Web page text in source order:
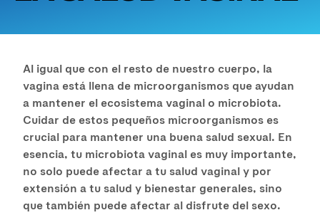
Al igual que con el resto de nuestro cuerpo, la
vagina está llena de microorganismos que ayudan
a mantener el ecosistema vaginal o microbiota.
Cuidar de estos pequeños microorganismos es
crucial para mantener una buena salud sexual. En
esencia, tu microbiota vaginal es muy importante,
no solo puede afectar a tu salud vaginal y por
extensión a tu salud y bienestar generales, sino
que también puede afectar al disfrute del sexo.